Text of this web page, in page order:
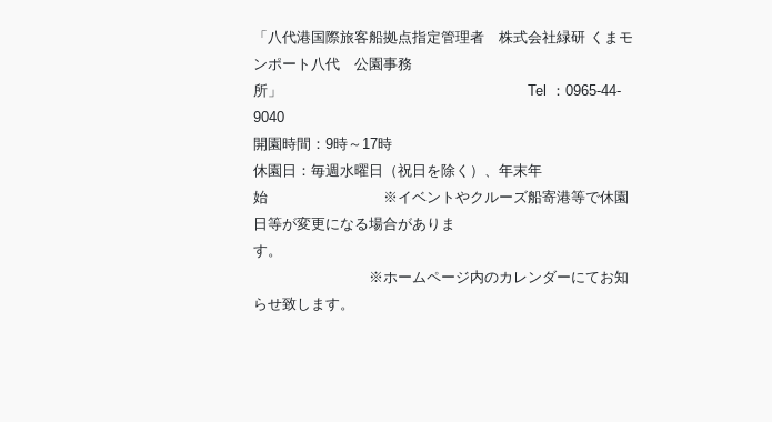
「八代港国際旅客船拠点指定管理者 株式会社緑研 くまモ
ンポート八代 公園事務
所」 Tel ：0965-44-
9040
開園時間：9時～17時
休園日：毎週水曜日（祝日を除く）、年末年
始 ※イベントやクルーズ船寄港等で休園
日等が変更になる場合がありま
す。
※ホームページ内のカレンダーにてお知
らせ致します。